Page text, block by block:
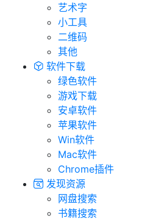
艺术字
小工具
二维码
其他
软件下载
绿色软件
游戏下载
安卓软件
苹果软件
Win软件
Mac软件
Chrome插件
发现资源
网盘搜索
书籍搜索